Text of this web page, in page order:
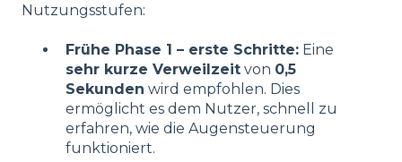
Nutzungsstufen:
Frühe Phase 1 – erste Schritte: Eine
sehr kurze Verweilzeit von 0,5
Sekunden wird empfohlen. Dies
ermöglicht es dem Nutzer, schnell zu
erfahren, wie die Augensteuerung
funktioniert.